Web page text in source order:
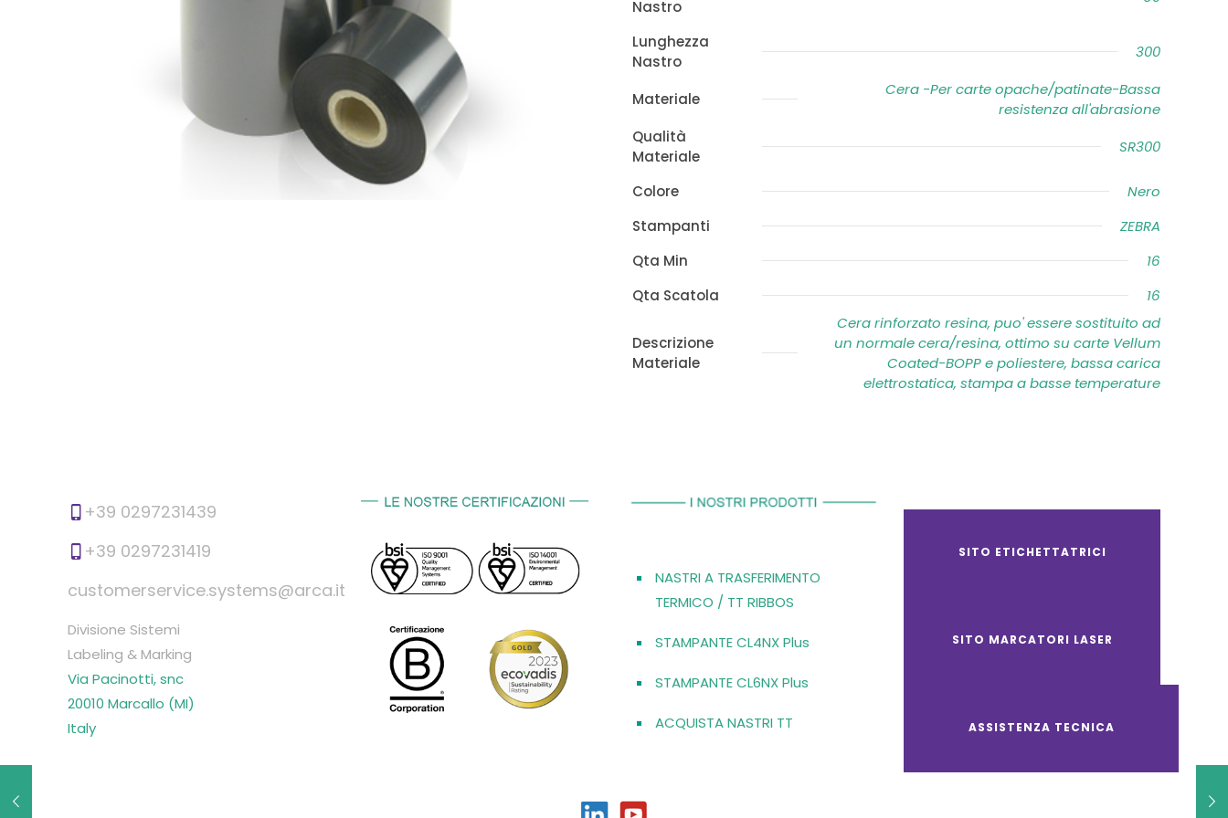
300m
ZEBRA
Nastro
Lunghezza
Nastro
300
Materiale
Cera -Per carte opache/patinate-Bassa
resistenza all'abrasione
Qualità
Materiale
SR300
Colore
Nero
Stampanti
ZEBRA
Qta Min
16
Qta Scatola
16
Descrizione
Materiale
Cera rinforzato resina, puo' essere sostituito ad
un normale cera/resina, ottimo su carte Vellum
Coated-BOPP e poliestere, bassa carica
elettrostatica, stampa a basse temperature
+39 0297231439
+39 0297231419
customerservice.systems@arca.it
Divisione Sistemi
Labeling & Marking
Via Pacinotti, snc
20010 Marcallo (MI)
Italy
NASTRI A TRASFERIMENTO
TERMICO / TT RIBBOS
STAMPANTE CL4NX Plus
STAMPANTE CL6NX Plus
ACQUISTA NASTRI TT
SITO ETICHETTATRICI
SITO MARCATORI LASER
ASSISTENZA TECNICA